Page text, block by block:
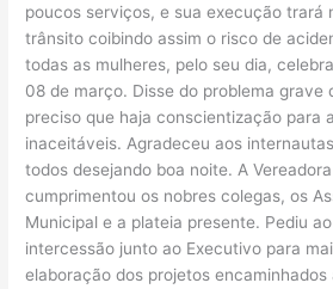
poucos serviços, e sua execução trará
trânsito coibindo assim o risco de
todas as mulheres, pelo seu dia,
08 de março. Disse do problema grave
preciso que haja conscientização para
inaceitáveis. Agradeceu aos
todos desejando boa noite. A Vereadora
cumprimentou os nobres colegas, os
Municipal e a plateia presente. Pediu
intercessão junto ao Executivo para
elaboração dos projetos encaminhados